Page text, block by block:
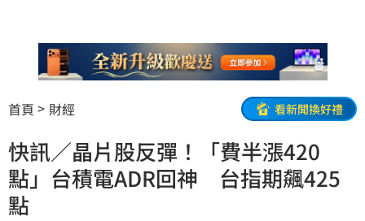
首頁 財經 看新聞換好禮
快訊／晶片股反彈！「費半漲420
點」台積電ADR回神 台指期飆425
點